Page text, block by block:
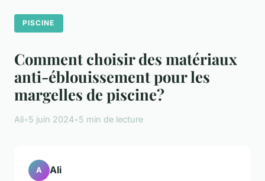
PISCINE
Comment choisir des matériaux
anti-éblouissement pour les
margelles de piscine?
Ali•5 juin 2024•5 min de lecture
A Ali